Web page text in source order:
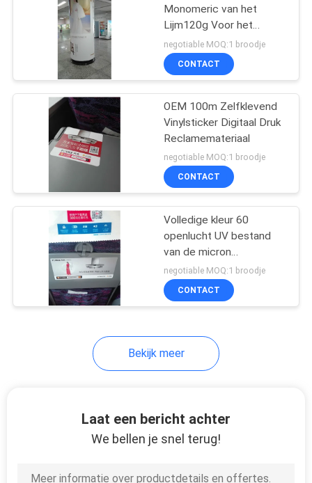
Flex banner van pvc
De Stof van de
sublimatiedruk
het vinyl van de
Monomeric van het
Lijm120g Voor het
drukken geschikte
Zelfklevende
Vinylbroodje
negotiable MOQ:1 broodje
CONTACT
OEM 100m Zelfklevend
Vinylsticker Digitaal Druk
Reclamemateriaal
negotiable MOQ:1 broodje
CONTACT
Volledige kleur 60
openlucht UV bestand
van de micron
Zelfklevende Vinylsticker
negotiable MOQ:1 broodje
CONTACT
Bekijk meer
Laat een bericht achter
We bellen je snel terug!